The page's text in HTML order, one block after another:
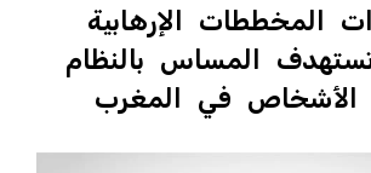
المخططات الإرهابية
المساس بالنظام
الأشخاص في المغرب